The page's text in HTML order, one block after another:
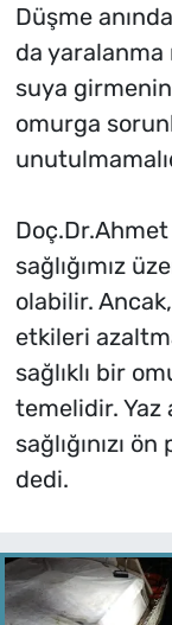
Düşme
da
suya girmenin
omurga
Doç.Dr.Ahmet
sağlığımız
olabilir.
etkileri
sağlıklı bir
temelidir. Yaz
sağlığınızı
dedi.